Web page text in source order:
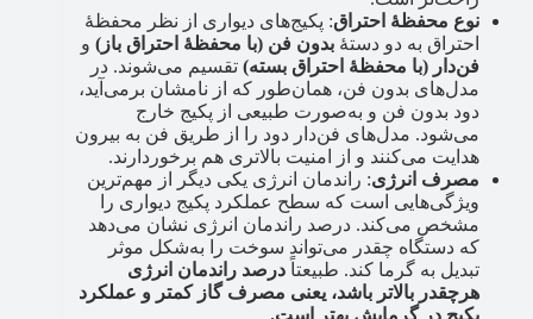
نوع محفظۀ احتراق: پکیج‌های دیواری از نظر محفظۀ
احتراق به دو دستۀ بدون فن (با محفظۀ احتراق باز) و
فن‌دار (با محفظۀ احتراق بسته) تقسیم می‌شوند. در
مدل‌های بدون فن، همان‌طور که از نامشان برمی‌آید،
دود بدون فن و به‌صورت طبیعی از پکیج خارج
می‌شود. مدل‌های فن‌دار دود را از طریق فن به بیرون
هدایت می‌کنند و از امنیت بالاتری هم برخوردارند.
مصرف انرژی: راندمان انرژی یکی دیگر از مهم‌ترین
ویژگی‌هایی است که سطح عملکرد پکیج دیواری را
مشخص می‌کند. درصد راندمان انرژی نشان می‌دهد
که دستگاه چقدر می‌تواند سوخت را به‌شکل موثر
تبدیل به گرما کند. طبیعتاً درصد راندمان انرژی
هرچقدر بالاتر باشد، یعنی مصرف گاز کمتر و عملکرد
پکیج در گرمایش بهتر است.